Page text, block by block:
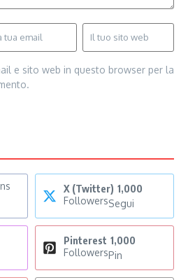
e sito web in questo browser per la
X (Twitter) 1,000
FollowersSegui
Pinterest 1,000
FollowersPin